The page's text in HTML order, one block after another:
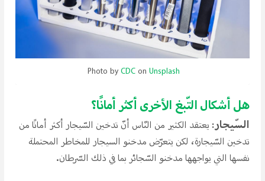
Photo by CDCon Unsplash
هل أشكال التّبغ الأخرى أكثر أمانًا؟
السّيجار: يعتقد الكثير من النّاس أنّ تدخين السّيجار أكثر أمانًا من
تدخين السّيجارة، لكن يتعرّض مدخنو السيجار للمخاطر المحتملة
نفسها التي يواجهها مدخنو السّجائر بما في ذلك السّرطان.